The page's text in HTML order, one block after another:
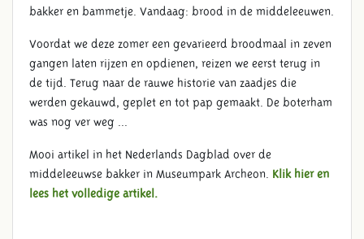
bakker en bammetje. Vandaag: brood in de middeleeuwen.
Voordat we deze zomer een gevarieerd broodmaal in zeven
gangen laten rijzen en opdienen, reizen we eerst terug in
de tijd. Terug naar de rauwe historie van zaadjes die
werden gekauwd, geplet en tot pap gemaakt. De boterham
was nog ver weg ...
Mooi artikel in het Nederlands Dagblad over de
middeleeuwse bakker in Museumpark Archeon. Klik hier en
lees het volledige artikel.